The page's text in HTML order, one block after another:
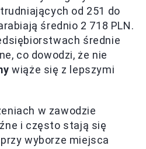
od 251 do
średnio 2 718 PLN.
średnie
co dowodzi, że nie
wiąże się z lepszymi
w zawodzie
i często stają się
wyborze miejsca